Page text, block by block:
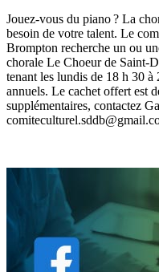
Jouez-vous du piano ? La
besoin de votre talent. Le
Brompton recherche un ou
chorale Le Choeur de Saint-
tenant les lundis de 18 h 30
annuels. Le cachet offert est
supplémentaires, contactez